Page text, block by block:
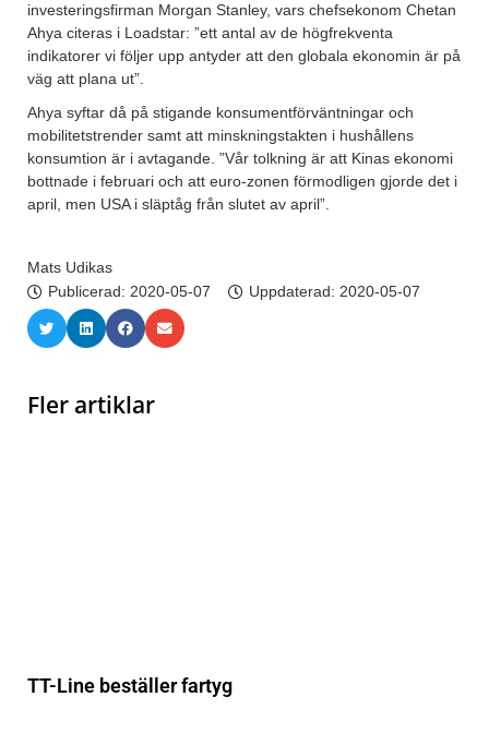
investeringsfirman Morgan Stanley, vars chefsekonom Chetan
Ahya citeras i Loadstar: ”ett antal av de högfrekventa
indikatorer vi följer upp antyder att den globala ekonomin är på
väg att plana ut”.
Ahya syftar då på stigande konsumentförväntningar och
mobilitetstrender samt att minskningstakten i hushållens
konsumtion är i avtagande. ”Vår tolkning är att Kinas ekonomi
bottnade i februari och att euro-zonen förmodligen gjorde det i
april, men USA i släptåg från slutet av april”.
Mats Udikas
Publicerad: 2020-05-07 Uppdaterad: 2020-05-07
Fler artiklar
TT-Line beställer fartyg